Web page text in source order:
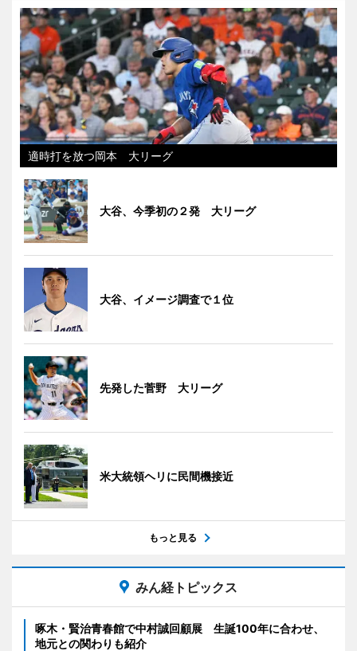
適時打を放つ岡本 大リーグ
大谷、今季初の２発 大リーグ
大谷、イメージ調査で１位
先発した菅野 大リーグ
米大統領ヘリに民間機接近
もっと見る
みん経トピックス
啄木・賢治青春館で中村誠回顧展 生誕100年に合わせ、
地元との関わりも紹介